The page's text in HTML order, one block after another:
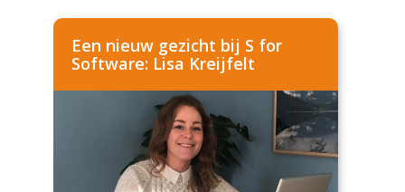
Een nieuw gezicht bij S for
Software: Lisa Kreijfelt